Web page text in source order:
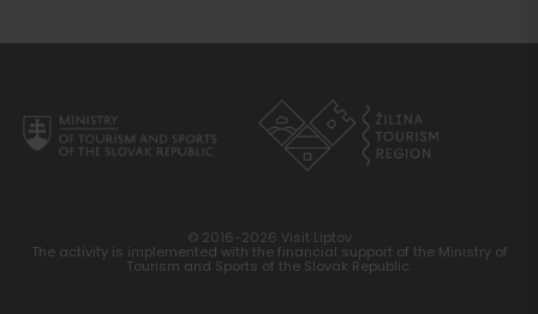
© 2016-2026 Visit Liptov
The activity is implemented with the financial support of the Ministry of
Tourism and Sports of the Slovak Republic.